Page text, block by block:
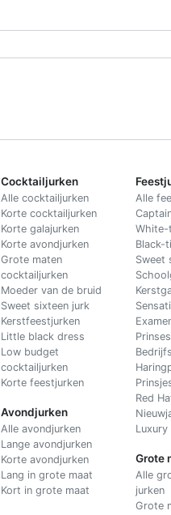
Cocktailjurken
Alle cocktailjurken
Korte cocktailjurken
Korte galajurken
Korte avondjurken
Grote maten
cocktailjurken
Moeder van de bruid
Sweet sixteen jurk
Kerstfeestjurken
Little black dress
Low budget
cocktailjurken
Korte feestjurken
Avondjurken
Alle avondjurken
Lange avondjurken
Korte avondjurken
Lang in grote maat
Kort in grote maat
Alle
White-
Black-
Sweet
Red
Luxury
Grote
Alle
jurken
Grote